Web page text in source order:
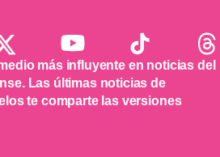
más influyente en noticias del
Las últimas noticias de
te comparte las versiones